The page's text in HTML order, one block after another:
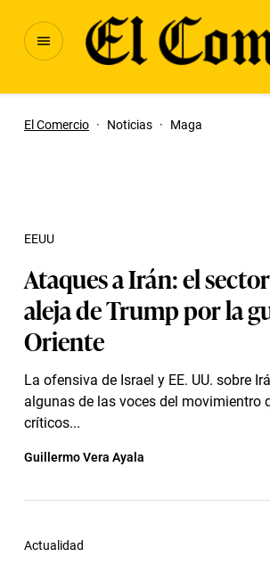
El Comercio · Noticias · Maga
Ataques a Irán: el
aleja de Trump por la
Oriente
La ofensiva de Israel y EE. UU. sobre
algunas de las voces del movimientro
críticos...
EEUU
Guillermo Vera Ayala
Actualidad